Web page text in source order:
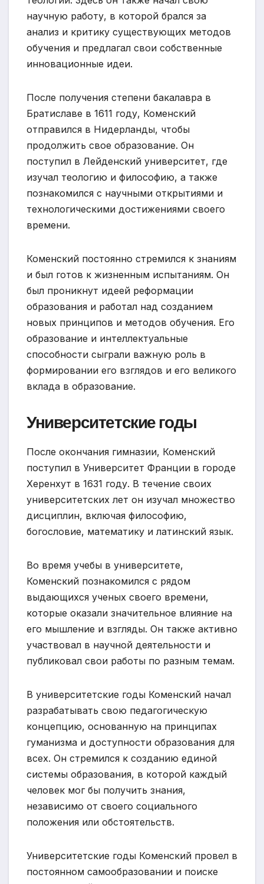
научную работу, в которой брался за
анализ и критику существующих методов
обучения и предлагал свои собственные
инновационные идеи.
После получения степени бакалавра в
Братиславе в 1611 году, Коменский
отправился в Нидерланды, чтобы
продолжить свое образование. Он
поступил в Лейденский университет, где
изучал теологию и философию, а также
познакомился с научными открытиями и
технологическими достижениями своего
времени.
Коменский постоянно стремился к знаниям
и был готов к жизненным испытаниям. Он
был проникнут идеей реформации
образования и работал над созданием
новых принципов и методов обучения. Его
образование и интеллектуальные
способности сыграли важную роль в
формировании его взглядов и его великого
вклада в образование.
Университетские годы
После окончания гимназии, Коменский
поступил в Университет Франции в городе
Херенхут в 1631 году. В течение своих
университетских лет он изучал множество
дисциплин, включая философию,
богословие, математику и латинский язык.
Во время учебы в университете,
Коменский познакомился с рядом
выдающихся ученых своего времени,
которые оказали значительное влияние на
его мышление и взгляды. Он также активно
участвовал в научной деятельности и
публиковал свои работы по разным темам.
В университетские годы Коменский начал
разрабатывать свою педагогическую
концепцию, основанную на принципах
гуманизма и доступности образования для
всех. Он стремился к созданию единой
системы образования, в которой каждый
человек мог бы получить знания,
независимо от своего социального
положения или обстоятельств.
Университетские годы Коменский провел в
постоянном самообразовании и поиске